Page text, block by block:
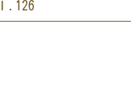
.126